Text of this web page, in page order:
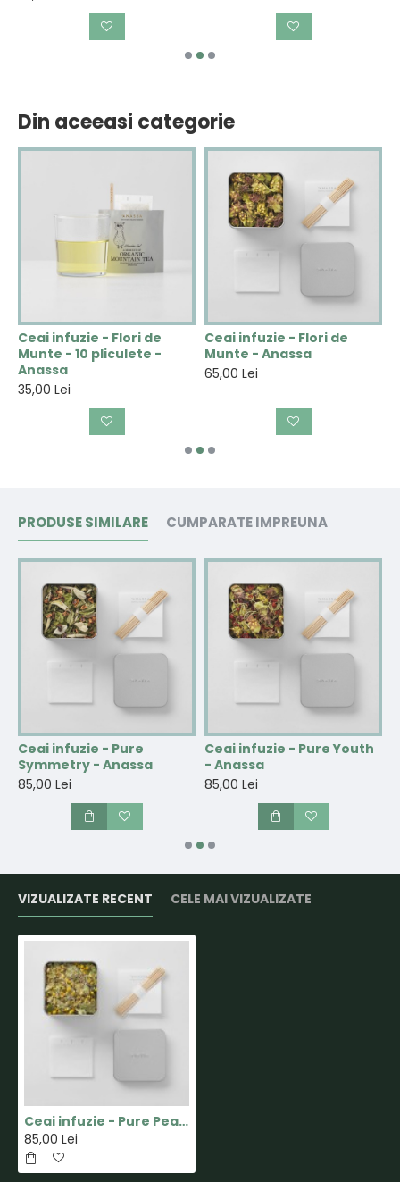
Din aceeasi categorie
Ceai infuzie - Flori de
Munte - 10 pliculete -
Anassa
35,00 Lei
Ceai infuzie - Flori de
Munte - Anassa
65,00 Lei
PRODUSE SIMILARE CUMPARATE IMPREUNA
Ceai infuzie - Pure
Symmetry - Anassa
85,00 Lei
Ceai infuzie - Pure Youth
- Anassa
85,00 Lei
VIZUALIZATE RECENT CELE MAI VIZUALIZATE
Ceai infuzie - Pure Peace - Anassa
85,00 Lei